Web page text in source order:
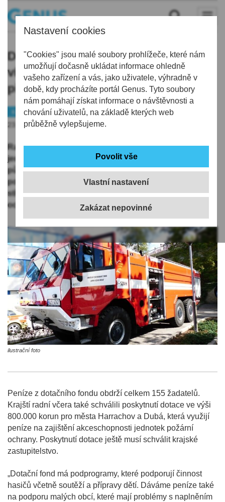
Nastavení cookies
"Cookies" jsou malé soubory prohlížeče, které nám
umožňují dočasně ukládat informace ohledně
vašeho zařízení a vás, jako uživatele, výhradně v
době, kdy procházíte portál Genus. Tyto soubory
nám pomáhají získat informace o návštěvnosti a
chování uživatelů, na základě kterých web
průběžně vylepšujeme.
Vlastní nastavení
Dobrovolným hasičům kraj přispěje
více než 14 milionů, půjdou
především na nákup techniky
Kraj
23.05.2019 | 12:00
Rada Libereckého kraje rozhodla o poskytnutí dotace
jednotkám požární ochrany. Částka 14.231.528 korun
půjde zejména na nákup, opravu a úpravu mobilní
požární techniky, jako jsou cisternové automobilové
stříkačky či dopravní automobil, nebo na pořízení
ochranných prostředků.
ilustrační foto
Peníze z dotačního fondu obdrží celkem 155 žadatelů.
Krajští radní včera také schválili poskytnutí dotace ve výši
800.000 korun pro města Harrachov a Dubá, která využijí
peníze na zajištění akceschopnosti jednotek požární
ochrany. Poskytnutí dotace ještě musí schválit krajské
zastupitelstvo.
„Dotační fond má podprogramy, které podporují činnost
hasičů včetně soutěží a přípravy dětí. Dáváme peníze také
na podporu malých obcí, které mají problémy s naplněním